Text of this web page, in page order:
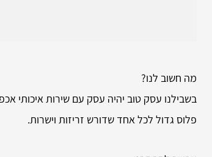
מה חשוב לנו?
בשבילנו עסק טוב יהיה עסק עם שירות איכותי
פלוס גדול לכל אחד שדורש זריזות וישרות.